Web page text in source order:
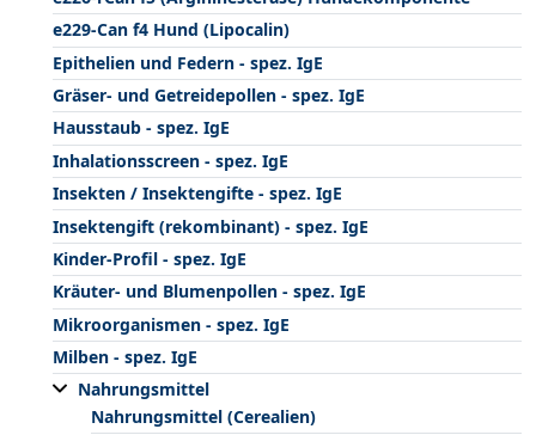
e229-Can f4 Hund (Lipocalin)
Epithelien und Federn - spez. IgE
Gräser- und Getreidepollen - spez. IgE
Hausstaub - spez. IgE
Inhalationsscreen - spez. IgE
Insekten / Insektengifte - spez. IgE
Insektengift (rekombinant) - spez. IgE
Kinder-Profil - spez. IgE
Kräuter- und Blumenpollen - spez. IgE
Mikroorganismen - spez. IgE
Milben - spez. IgE
Nahrungsmittel
Nahrungsmittel (Cerealien)